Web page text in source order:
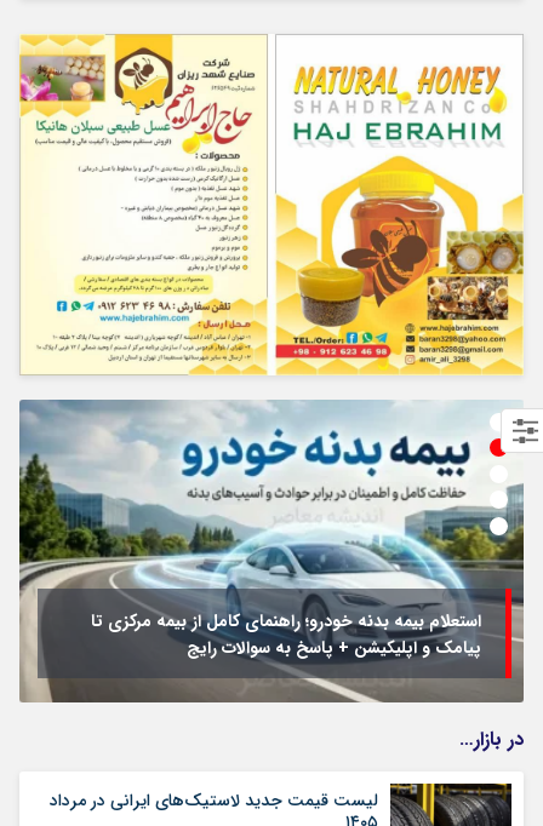
استعلام بیمه بدنه خودرو؛ راهنمای کامل از بیمه مرکزی تا
پیامک و اپلیکیشن + پاسخ به سوالات رایج
در بازار…
لیست قیمت جدید لاستیک‌های ایرانی در مرداد